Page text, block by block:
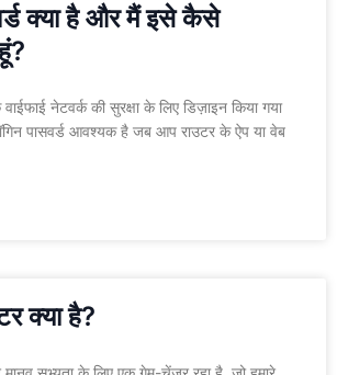
क्या है और मैं इसे कैसे
नेटवर्क की सुरक्षा के लिए डिज़ाइन किया गया
पासवर्ड आवश्यक है जब आप राउटर के ऐप या वेब
क्या है?